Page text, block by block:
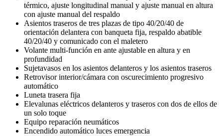
térmico, ajuste longitudinal manual y ajuste manual en altura
con ajuste manual del respaldo
Asientos traseros de tres plazas de tipo 40/20/40 de
orientación delantera con banqueta fija, respaldo abatible
40/20/40 y comunicado con el maletero
Volante multi-función en ante ajustable en altura y en
profundidad
Sujetavasos en los asientos delanteros y los asientos traseros
Retrovisor interior/cámara con oscurecimiento progresivo
automático
Luneta trasera fija
Elevalunas eléctricos delanteros y traseros con dos de ellos de
un solo toque
Equipo reparación neumáticos
Encendido automático luces emergencia